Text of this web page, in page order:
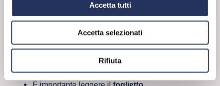
Accetta tutti
Accetta selezionati
Rifiuta
Quando si parte è fondamentale trasportare e
conservare i medicinali in modo corretto, specie
in caso di temperature elevate o molto basse,
che possono alterare la composizione e, quindi,
l’efficacia di un farmaco.
Ecco qualche utile consiglio su come
trasportare e conservare i farmaci da banco: